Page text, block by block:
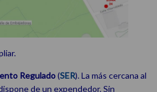
Regulado(SER). La más cercana al
de un expendedor. Sin